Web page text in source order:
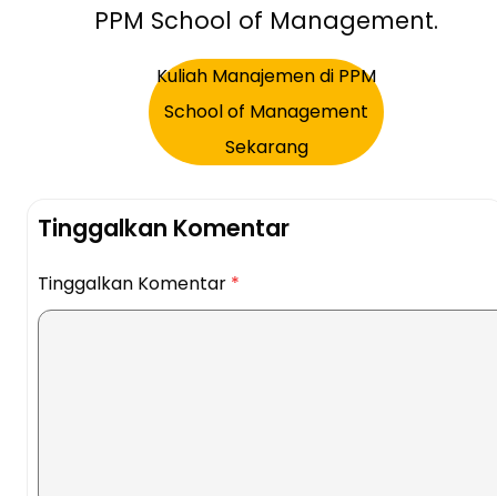
PPM School of Management.
Kuliah Manajemen di PPM
School of Management
Sekarang
Tinggalkan Komentar
Tinggalkan Komentar *